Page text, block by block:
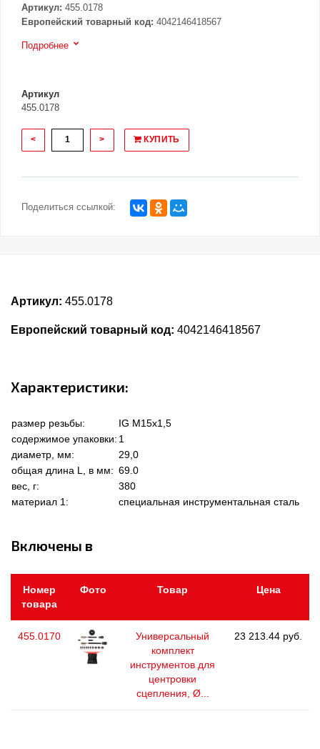
Артикул: 455.0178
Европейский товарный код: 4042146418567
Подробнее
Артикул
455.0178
< > КУПИТЬ
Поделиться ссылкой:
Артикул: 455.0178
Европейский товарный код: 4042146418567
Характеристики:
размер резьбы:
IG M15x1,5
содержимое упаковки: 1
диаметр, мм:
29,0
общая длина L, в мм: 69.0
вес, г:
380
материал 1:
специальная инструментальная сталь
Включены в
Номер
товара
Фото Товар Цена
455.0170
Универсальный
комплект
инструментов для
центровки
сцепления, Ø...
23 213.44 руб.